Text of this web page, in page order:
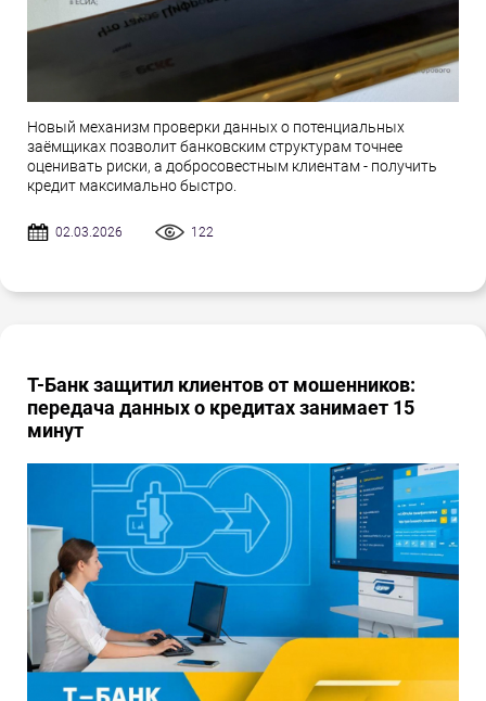
Новый механизм проверки данных о потенциальных
заёмщиках позволит банковским структурам точнее
оценивать риски, а добросовестным клиентам - получить
кредит максимально быстро.
02.03.2026 122
Т-Банк защитил клиентов от мошенников:
передача данных о кредитах занимает 15
минут